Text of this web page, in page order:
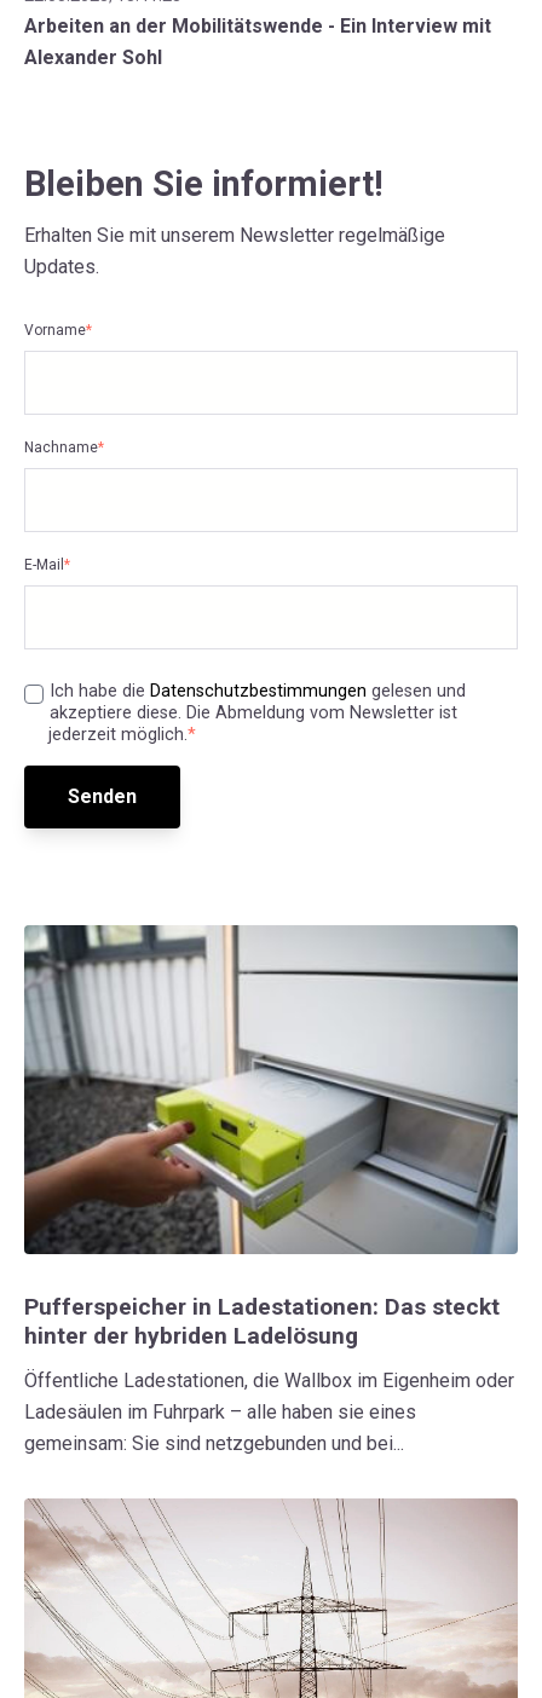
Arbeiten an der Mobilitätswende - Ein Interview mit
Alexander Sohl
Bleiben Sie informiert!
Erhalten Sie mit unserem Newsletter regelmäßige
Updates.
Vorname*
Nachname*
E-Mail *
Ich habe die Datenschutzbestimmungen gelesen und
akzeptiere diese. Die Abmeldung vom Newsletter ist
jederzeit möglich.*
Pufferspeicher in Ladestationen: Das steckt
hinter der hybriden Ladelösung
Öffentliche Ladestationen, die Wallbox im Eigenheim oder
Ladesäulen im Fuhrpark – alle haben sie eines
gemeinsam: Sie sind netzgebunden und bei...